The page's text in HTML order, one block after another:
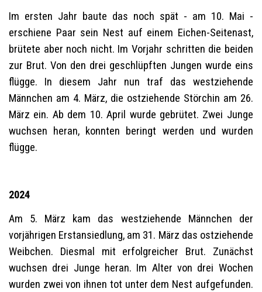
Im ersten Jahr baute das noch spät - am 10. Mai -
erschiene Paar sein Nest auf einem Eichen-Seitenast,
brütete aber noch nicht. Im Vorjahr schritten die beiden
zur Brut. Von den drei geschlüpften Jungen wurde eins
flügge. In diesem Jahr nun traf das westziehende
Männchen am 4. März, die ostziehende Störchin am 26.
März ein. Ab dem 10. April wurde gebrütet. Zwei Junge
wuchsen heran, konnten beringt werden und wurden
flügge.
2024
Am 5. März kam das westziehende Männchen der
vorjährigen Erstansiedlung, am 31. März das ostziehende
Weibchen. Diesmal mit erfolgreicher Brut. Zunächst
wuchsen drei Junge heran. Im Alter von drei Wochen
wurden zwei von ihnen tot unter dem Nest aufgefunden.